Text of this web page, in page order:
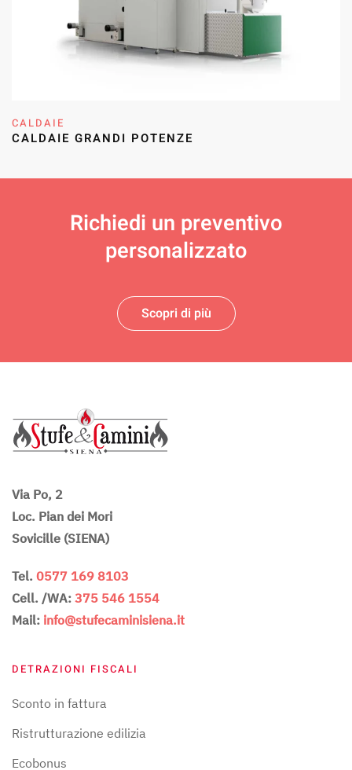
CALDAIE
CALDAIE GRANDI POTENZE
Richiedi un preventivo
personalizzato
Scopri di più
Via Po, 2
Loc. Pian dei Mori
Sovicille (SIENA)
Tel. 0577 169 8103
Cell. /WA: 375 546 1554
Mail: info@stufecaminisiena.it
DETRAZIONI FISCALI
Sconto in fattura
Ristrutturazione edilizia
Ecobonus